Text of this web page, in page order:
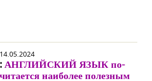
АНГЛИЙСКИЙ ЯЗЫК по-
наиболее полезным